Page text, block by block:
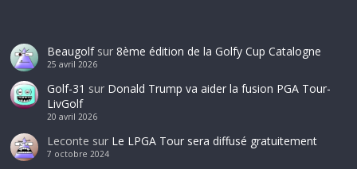
Beaugolfsur 8ème édition de la Golfy Cup Catalogne
25 avril 2026
Golf-31 sur Donald Trump va aider la fusion PGA Tour-
LivGolf
20 avril 2026
Leconte sur Le LPGA Tour sera diffusé gratuitement
7 octobre 2024